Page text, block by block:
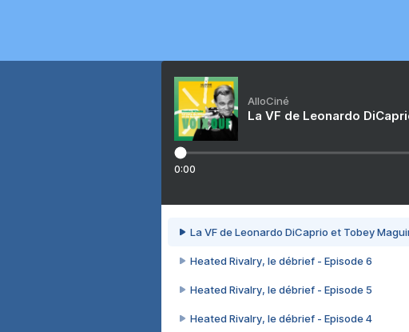
AlloCiné
La VF de Leonardo
0:00
La VF de Leonardo DiCaprio et Tobey
Heated Rivalry, le débrief - Episode 6
Heated Rivalry, le débrief - Episode 5
Heated Rivalry, le débrief - Episode 4